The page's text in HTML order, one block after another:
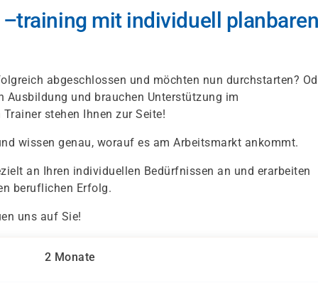
mit individuell
abgeschlossen und möchten nun durchstarten?
Ausbildung und brauchen Unterstützung im
stehen Ihnen zur Seite!
wissen genau, worauf es am Arbeitsmarkt ankommt.
an Ihren individuellen Bedürfnissen an und erarbeiten
beruflichen Erfolg.
uns auf Sie!
2 Monate